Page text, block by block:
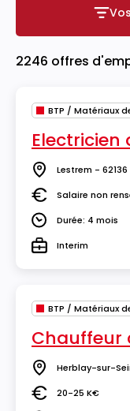
2246 offres
Electricien
Lieu Lestrem - 62136
SalaireSalaire non
DuréeDurée: 4 mois
TypeInterim
Chauffeur
Lieu Herblay-sur-
Salaire20-25 K€